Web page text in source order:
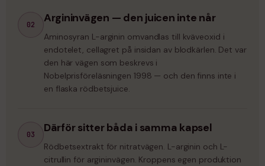
02 Argininvägen — den juicen inte når
Aminosyran L-arginin omvandlas till kväveoxid i
endotelet, cellagret på insidan av blodkärlen. Det var
den här vägen som beskrevs i
Nobelprisföreläsningen 1998 — och den finns inte i
en flaska rödbetsjuice.
03 Därför sitter båda i samma kapsel
Rödbetsextrakt för nitratvägen. L-arginin och L-
citrullin för argininvägen. Kroppens egen produktion